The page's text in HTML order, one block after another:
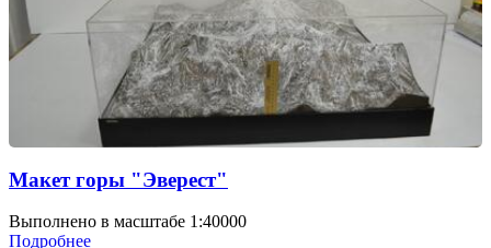
Макет горы "Эверест"
Выполнено в масштабе 1:40000
Подробнее